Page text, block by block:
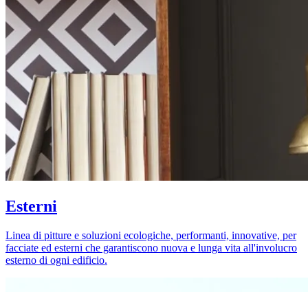
Esterni
Linea di pitture e soluzioni ecologiche, performanti, innovative, per
facciate ed esterni che garantiscono nuova e lunga vita all'involucro
esterno di ogni edificio.